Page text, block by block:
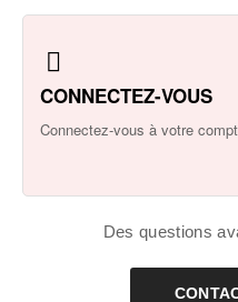
CONNECTEZ-VOUS
Connectez-vous à votre
Des questions